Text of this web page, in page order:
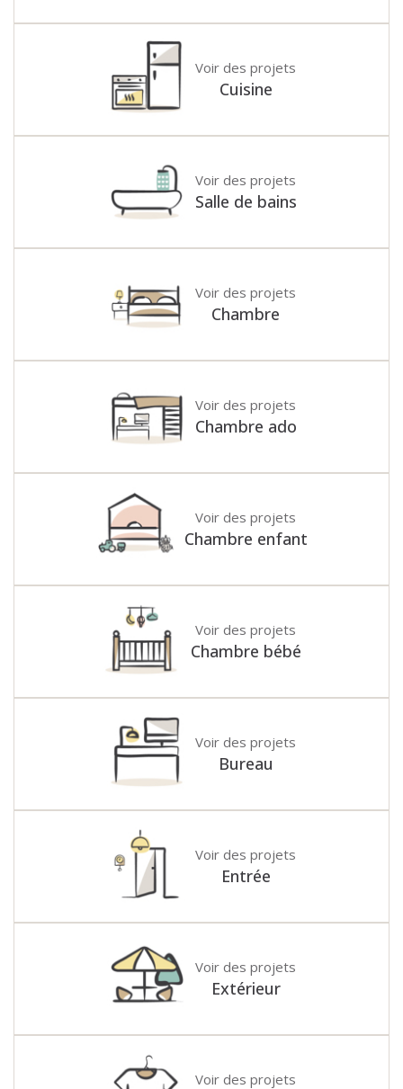
venir découvrir les nombreuses réalisations de nos
décorateurs.
Voir des projets
Cuisine
Voir des projets
Salle de bains
Voir des projets
Chambre
Voir des projets
Chambre ado
Voir des projets
Chambre enfant
Voir des projets
Chambre bébé
Voir des projets
Bureau
Voir des projets
Entrée
Voir des projets
Extérieur
Voir des projets